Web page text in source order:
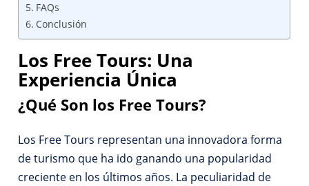
FAQs
Conclusión
Los Free Tours: Una
Experiencia Única
¿Qué Son los Free Tours?
Los Free Tours representan una innovadora forma
de turismo que ha ido ganando una popularidad
creciente en los últimos años. La peculiaridad de